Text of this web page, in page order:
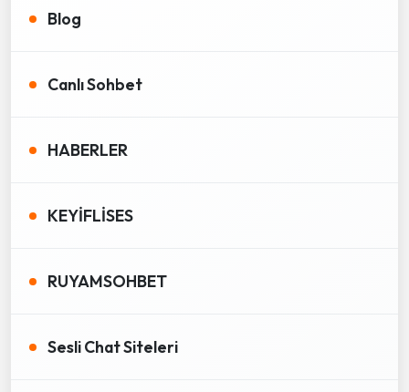
Blog
Canlı Sohbet
HABERLER
KEYİFLİSES
RUYAMSOHBET
Sesli Chat Siteleri